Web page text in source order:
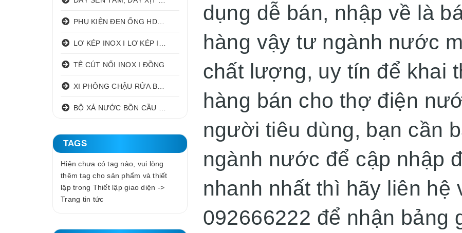
dụng dễ bán, nhập về là
hàng vậy tư ngành nước
chất lượng, uy tín để khai
hàng bán cho thợ điện
người tiêu dùng, bạn cần
ngành nước để cập nhập
nhanh nhất thì hãy liên hệ
092666222 để nhận bảng
PHỤ KIỆN ĐEN ỐNG HDPE HATHACO
TÊ CÚT NỐI INOX I ĐỒNG
XI PHÔNG CHẬU RỬA BÁT 1 HỐ I 2 HỐ
TAGS
Hiện chưa có tag nào, vui lòng
thêm tag cho sản phẩm và thiết
lập trong Thiết lập giao diện ->
Trang tin tức